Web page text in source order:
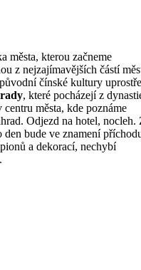
města, kterou začneme
z nejzajímavějších částí
čínské kultury
, které pocházejí z
města, kde poznáme
Odjezd na hotel, nocleh.
bude ve znamení
a dekorací, nechybí